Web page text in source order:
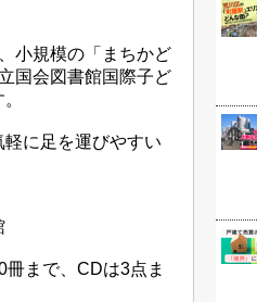
小規模の「まちかど
国会図書館国際子ど
に足を運びやすい
まで、CDは3点ま